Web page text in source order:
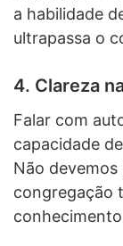
a habilidade
ultrapassa o
4. Clareza
Falar com
capacidade
Não
congregação